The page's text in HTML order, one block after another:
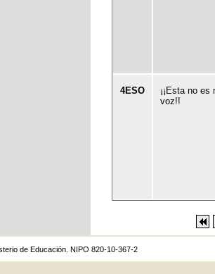
4ESO
¡¡Esta no es
voz!!
de Educación. NIPO 820-10-367-2